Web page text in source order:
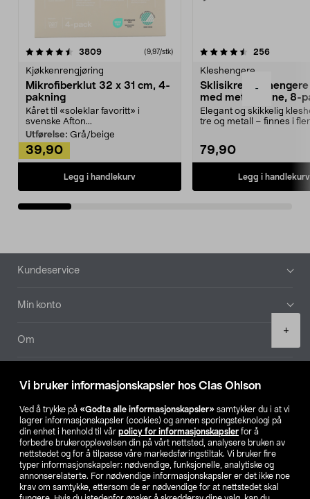
Vi bruker informasjonskapsler hos Clas Ohlson
Ved å trykke på «Godta alle informasjonskapsler» samtykker du i at vi
lagrer informasjonskapsler (cookies) og annen sporingsteknologi på
din enhet i henhold til vår policy for informasjonskapsler for å
forbedre brukeropplevelsen din på vårt nettsted, analysere bruken av
nettstedet og for å tilpasse våre markedsføringstiltak. Vi bruker fire
typer informasjonskapsler: nødvendige, funksjonelle, analytiske og
annonserelaterte. For nødvendige informasjonskapsler er det ikke noe
krav om samtykke, ettersom de er nødvendige for at nettstedet skal
-
+
3809anmeldelser(9,97/stk)
Kjøkkenrengjøring
Mikrofiberklut 32 x 31 cm, 4-
pakning
Kåret til «soleklar favoritt» i
svenske Afton...
Utførelse: Grå/beige
39,90
Legg i handlekurv
4.5av 5 stjerner 256
Kleshengere
Sklisikre
med metallpinne, 8-
Elegant og skikkelig
tre og metall – finnes i
79,90
Legg i handlekurv
4.5av 5 stjerner
Bunntekst
Kundeservice
Min konto
Om
Våre selskaper
Finn din butikk
SE NO FI